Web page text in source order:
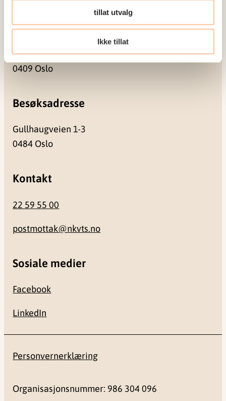
tillat utvalg
Ikke tillat
Postadresse
Pb. 181 Nydalen
0409 Oslo
Besøksadresse
Gullhaugveien 1-3
0484 Oslo
Kontakt
22 59 55 00
postmottak@nkvts.no
Sosiale medier
Facebook
LinkedIn
Personvernerklæring
Organisasjonsnummer: 986 304 096